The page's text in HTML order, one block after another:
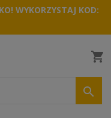
WYKORZYSTAJ KOD:
shopping_cart
